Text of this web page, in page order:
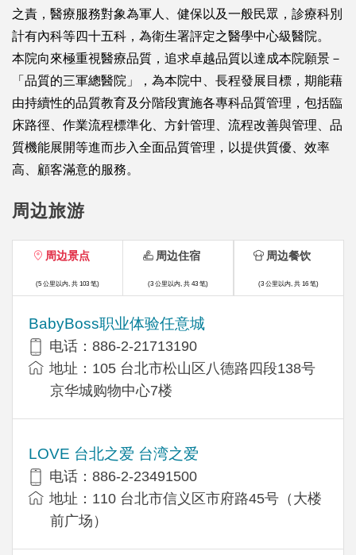
之責，醫療服務對象為軍人、健保以及一般民眾，診療科別
計有內科等四十五科，為衛生署評定之醫學中心級醫院。
本院向來極重視醫療品質，追求卓越品質以達成本院願景－
「品質的三軍總醫院」，為本院中、長程發展目標，期能藉
由持續性的品質教育及分階段實施各專科品質管理，包括臨
床路徑、作業流程標準化、方針管理、流程改善與管理、品
質機能展開等進而步入全面品質管理，以提供質優、效率
高、顧客滿意的服務。
周边旅游
周边景点
(5 公里以内, 共 103 笔)
BabyBoss职业体验任意城
电话：886-2-21713190
地址：105 台北市松山区八德路四段138号
京华城购物中心7楼
LOVE 台北之爱 台湾之爱
电话：886-2-23491500
地址：110 台北市信义区市府路45号（大楼
前广场）
周边住宿
(3 公里以内, 共 43 笔)
周边餐饮
(3 公里以内, 共 16 笔)